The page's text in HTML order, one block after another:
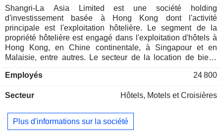
Shangri-La Asia Limited est une société holding
d'investissement basée à Hong Kong dont l'activité
principale est l'exploitation hôtelière. Le segment de la
propriété hôtelière est engagé dans l'exploitation d'hôtels à
Hong Kong, en Chine continentale, à Singapour et en
Malaisie, entre autres. Le secteur de la location de biens
bureaux, d'immeubles commerciaux et d'appartements avec
la fourniture de services de gestion hôtelière. Le segment de
propriétés. La société est également engagée dans d'autres
activités, telles que le commerce du vin et l'exploitation de
Employés 24 800
Secteur Hôtels, Motels et Croisières
Plus d'informations sur la société